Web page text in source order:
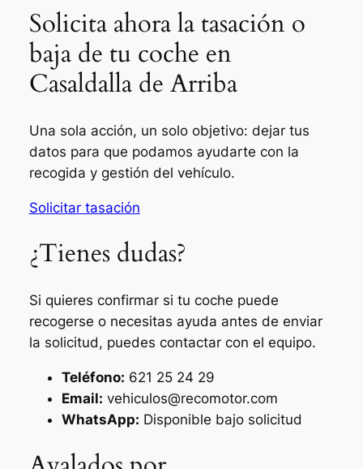
Solicita ahora la tasación o
baja de tu coche en
Casaldalla de Arriba
Una sola acción, un solo objetivo: dejar tus
datos para que podamos ayudarte con la
recogida y gestión del vehículo.
Solicitar tasación
¿Tienes dudas?
Si quieres confirmar si tu coche puede
recogerse o necesitas ayuda antes de enviar
la solicitud, puedes contactar con el equipo.
Teléfono: 621 25 24 29
Email: vehiculos@recomotor.com
WhatsApp: Disponible bajo solicitud